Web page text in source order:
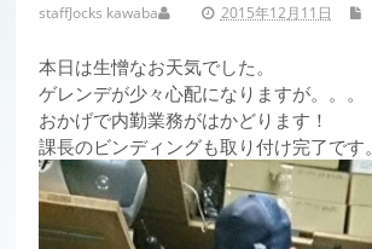
staff 2015年12月11日
Jocks kawaba
本日は生憎なお天気でした。
ゲレンデが少々心配になりますが。。。
おかげで内勤業務がはかどります！
課長のビンディングも取り付け完了です。